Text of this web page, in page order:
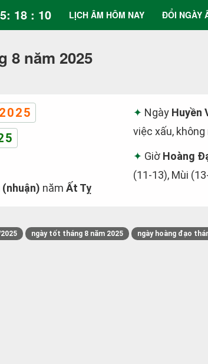
18 : 10 LỊCH ÂM HÔM NAY ĐỔI NGÀY
8 năm 2025
(nhuận) năm Ất Tỵ
Ngày Huyền
việc xấu, không
Giờ Hoàng
(11-13), Mùi
ngày tốt tháng 8 năm 2025 ngày hoàng đạo